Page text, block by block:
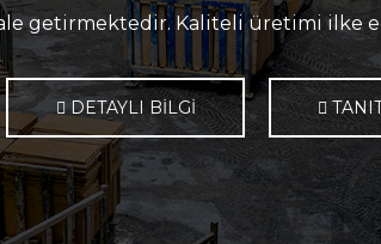
getirmektedir. Kaliteli üretimi ilke